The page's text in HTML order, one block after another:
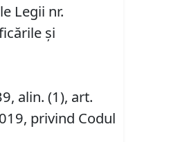
Legii nr.
şi
alin. (1), art.
privind Codul